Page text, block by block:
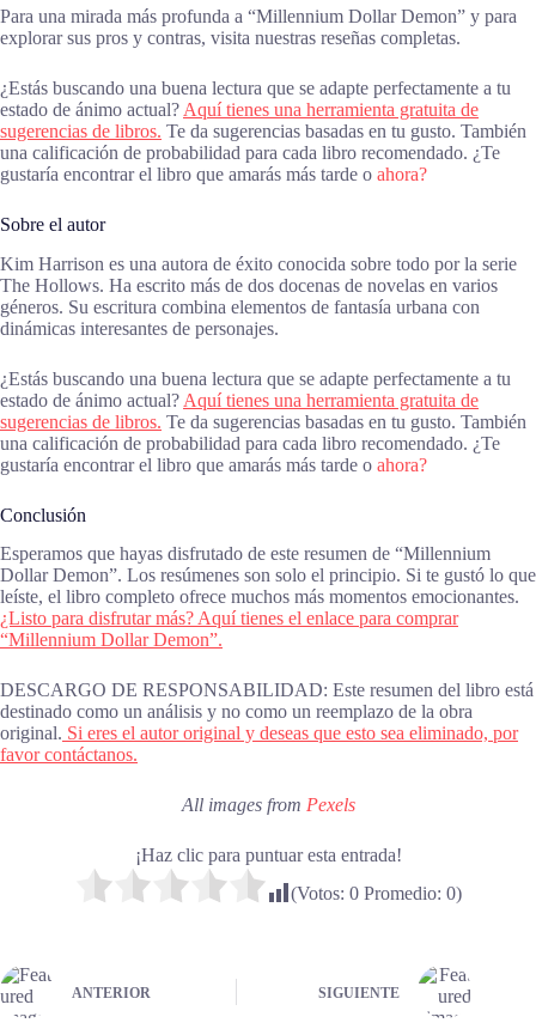
Para una mirada más profunda a “Millennium Dollar Demon” y para
explorar sus pros y contras, visita nuestras reseñas completas.
¿Estás buscando una buena lectura que se adapte perfectamente a tu
estado de ánimo actual? Aquí tienes una herramienta gratuita de
sugerencias de libros. Te da sugerencias basadas en tu gusto. También
una calificación de probabilidad para cada libro recomendado. ¿Te
gustaría encontrar el libro que amarás más tarde o ahora?
Sobre el autor
Kim Harrison es una autora de éxito conocida sobre todo por la serie
The Hollows. Ha escrito más de dos docenas de novelas en varios
géneros. Su escritura combina elementos de fantasía urbana con
dinámicas interesantes de personajes.
¿Estás buscando una buena lectura que se adapte perfectamente a tu
estado de ánimo actual? Aquí tienes una herramienta gratuita de
sugerencias de libros. Te da sugerencias basadas en tu gusto. También
una calificación de probabilidad para cada libro recomendado. ¿Te
gustaría encontrar el libro que amarás más tarde o ahora?
Conclusión
Esperamos que hayas disfrutado de este resumen de “Millennium
Dollar Demon”. Los resúmenes son solo el principio. Si te gustó lo que
leíste, el libro completo ofrece muchos más momentos emocionantes.
¿Listo para disfrutar más? Aquí tienes el enlace para comprar
“Millennium Dollar Demon”.
DESCARGO DE RESPONSABILIDAD: Este resumen del libro está
destinado como un análisis y no como un reemplazo de la obra
original. Si eres el autor original y deseas que esto sea eliminado, por
favor contáctanos.
All images from Pexels
¡Haz clic para puntuar esta entrada!
(Votos: 0Promedio: 0)
ANTERIOR SIGUIENTE